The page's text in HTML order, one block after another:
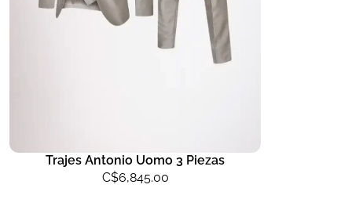
Trajes Antonio Uomo 3 Piezas
C$6,845.00